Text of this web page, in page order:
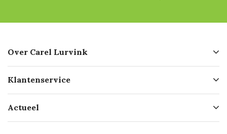
Over Carel Lurvink
Geschiedenis
Missie
Klantenservice
Bezorgen
Actueel